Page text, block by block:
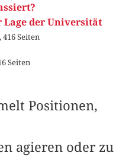
der Universität
Seiten
Seiten
Positionen,
agieren oder zu